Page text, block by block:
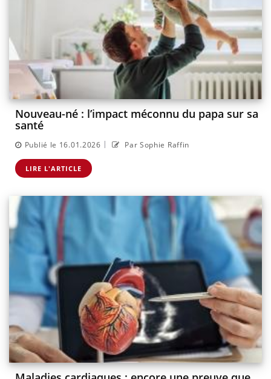
Nouveau-né : l’impact méconnu du papa sur sa
santé
Publié le 16.01.2026 | Par Sophie Raffin
LIRE L'ARTICLE